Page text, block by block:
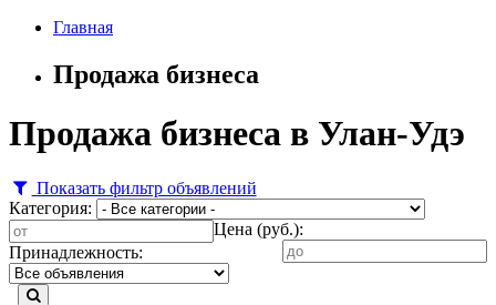
Главная
Продажа бизнеса
Продажа бизнеса в Улан-Удэ
Показать фильтр объявлений
Категория:
Цена (руб.):
Принадлежность: